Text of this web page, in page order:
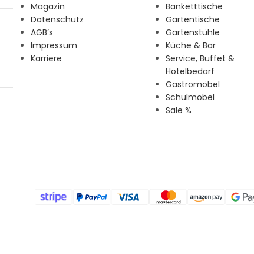
Magazin
Datenschutz
AGB’s
Impressum
Karriere
Banketttische
Gartentische
Gartenstühle
Küche & Bar
Service, Buffet &
Hotelbedarf
Gastromöbel
Schulmöbel
Sale %